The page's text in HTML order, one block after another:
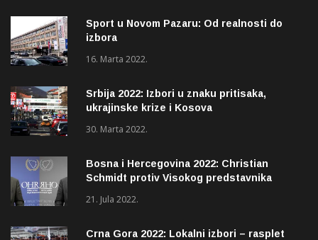
Sport u Novom Pazaru: Od realnosti do
izbora
16. Marta 2022.
Srbija 2022: Izbori u znaku pritisaka,
ukrajinske krize i Kosova
30. Marta 2022.
Bosna i Hercegovina 2022: Christian
Schmidt protiv Visokog predstavnika
21. Jula 2022.
Crna Gora 2022: Lokalni izbori – rasplet